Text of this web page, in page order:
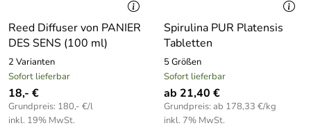
Reed Diffuser von PANIER
DES SENS (100 ml)
2 Varianten
Sofort lieferbar
18,- €
Grundpreis: 180,- €/l
inkl. 19% MwSt.
Spirulina PUR Platensis
Tabletten
5 Größen
Sofort lieferbar
ab 21,40 €
Grundpreis: ab 178,33 €/kg
inkl. 7% MwSt.